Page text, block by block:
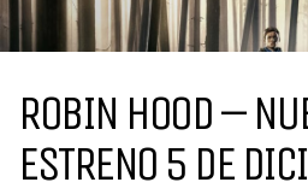
ROBIN HOOD –
ESTRENO 5 DE